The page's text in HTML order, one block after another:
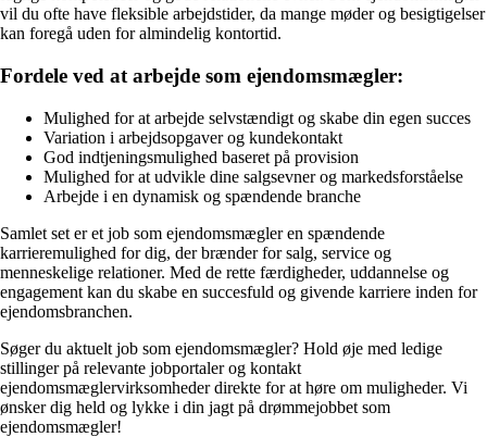
vil du ofte have fleksible arbejdstider, da mange møder og besigtigelser
kan foregå uden for almindelig kontortid.
Fordele ved at arbejde som ejendomsmægler:
Mulighed for at arbejde selvstændigt og skabe din egen succes
Variation i arbejdsopgaver og kundekontakt
God indtjeningsmulighed baseret på provision
Mulighed for at udvikle dine salgsevner og markedsforståelse
Arbejde i en dynamisk og spændende branche
Samlet set er et job som ejendomsmægler en spændende
karrieremulighed for dig, der brænder for salg, service og
menneskelige relationer. Med de rette færdigheder, uddannelse og
engagement kan du skabe en succesfuld og givende karriere inden for
ejendomsbranchen.
Søger du aktuelt job som ejendomsmægler? Hold øje med ledige
stillinger på relevante jobportaler og kontakt
ejendomsmæglervirksomheder direkte for at høre om muligheder. Vi
ønsker dig held og lykke i din jagt på drømmejobbet som
ejendomsmægler!